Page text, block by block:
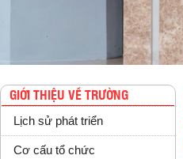
GIỚI THIỆU VỀ TRƯỜNG
Lịch sử phát triển
Cơ cấu tổ chức